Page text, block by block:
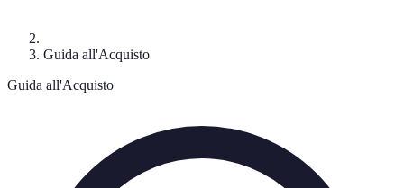
Guida all'Acquisto
Guida all'Acquisto